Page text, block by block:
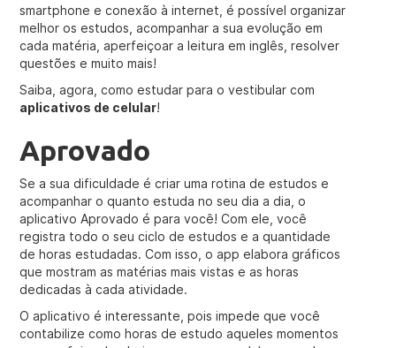
smartphone e conexão à internet, é possível organizar
melhor os estudos, acompanhar a sua evolução em
cada matéria, aperfeiçoar a leitura em inglês, resolver
questões e muito mais!
Saiba, agora, como estudar para o vestibular com
aplicativos de celular!
Aprovado
Se a sua dificuldade é criar uma rotina de estudos e
acompanhar o quanto estuda no seu dia a dia, o
aplicativo Aprovado é para você! Com ele, você
registra todo o seu ciclo de estudos e a quantidade
de horas estudadas. Com isso, o app elabora gráficos
que mostram as matérias mais vistas e as horas
dedicadas à cada atividade.
O aplicativo é interessante, pois impede que você
contabilize como horas de estudo aqueles momentos